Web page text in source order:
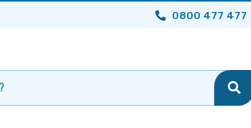
0800 477 477